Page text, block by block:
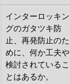
インターロッキン
グのガタツキ防
止、再発防止のた
めに、何か工夫や
検討されているこ
とはあるか。